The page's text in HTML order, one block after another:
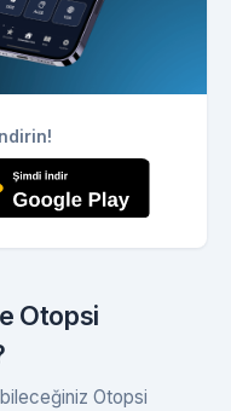
Otopsi
Otopsi